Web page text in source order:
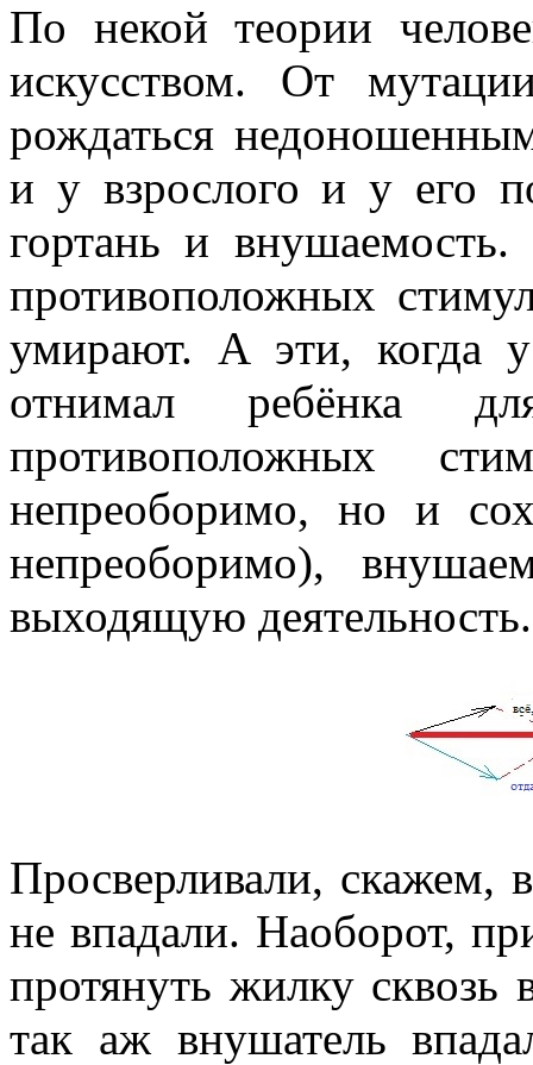
всюду применял как чисто
противопоставляя
подсознательное часто
то обеспечивает любое
одна его часть, которая –
– обеспечивает в
подсознаний автора и
поводу. По
подсознаний в
то, знаемом и рожденном
нигде уточнять и
По некой теории
искусством. От
рождаться
и у взрослого и у его
гортань и
противоположных
умирают. А эти, когда
отнимал ребёнка
противоположных
непреоборимо, но и
непреоборимо),
выходящую деятельность.
Просверливали, скажем,
не впадали. Наоборот,
протянуть жилку сквозь
так аж внушатель